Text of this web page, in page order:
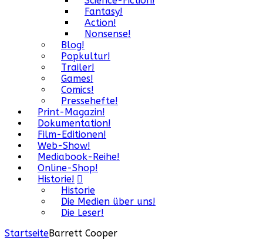
Fantasy!
Action!
Nonsense!
Blog!
Popkultur!
Trailer!
Games!
Comics!
Pressehefte!
Print-Magazin!
Dokumentation!
Film-Editionen!
Web-Show!
Mediabook-Reihe!
Online-Shop!
Historie!
Historie
Die Medien über uns!
Die Leser!
StartseiteBarrett Cooper